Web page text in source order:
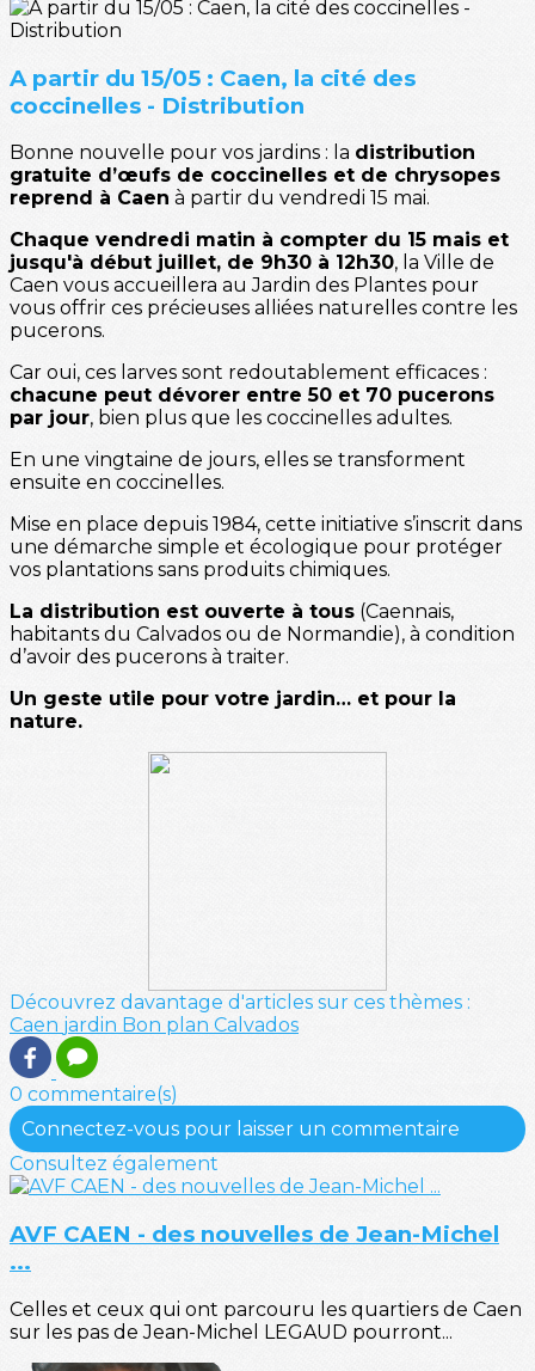
A partir du 15/05 : Caen, la cité des
coccinelles - Distribution
Bonne nouvelle pour vos jardins : la distribution
gratuite d’œufs de coccinelles et de chrysopes
reprend à Caen à partir du vendredi 15 mai.
Chaque vendredi matin à compter du 15 mais et
jusqu'à début juillet, de 9h30 à 12h30, la Ville de
Caen vous accueillera au Jardin des Plantes pour
vous offrir ces précieuses alliées naturelles contre les
pucerons.
Car oui, ces larves sont redoutablement efficaces :
chacune peut dévorer entre 50 et 70 pucerons
par jour, bien plus que les coccinelles adultes.
En une vingtaine de jours, elles se transforment
ensuite en coccinelles.
Mise en place depuis 1984, cette initiative s’inscrit dans
une démarche simple et écologique pour protéger
vos plantations sans produits chimiques.
La distribution est ouverte à tous (Caennais,
habitants du Calvados ou de Normandie), à condition
d’avoir des pucerons à traiter.
Un geste utile pour votre jardin… et pour la
nature.
Découvrez davantage d'articles sur ces thèmes :
Caen jardin Bon plan Calvados
0 commentaire(s)
Connectez-vous pour laisser un commentaire
Consultez également
AVF CAEN - des nouvelles de Jean-Michel
...
Celles et ceux qui ont parcouru les quartiers de Caen
sur les pas de Jean-Michel LEGAUD pourront...